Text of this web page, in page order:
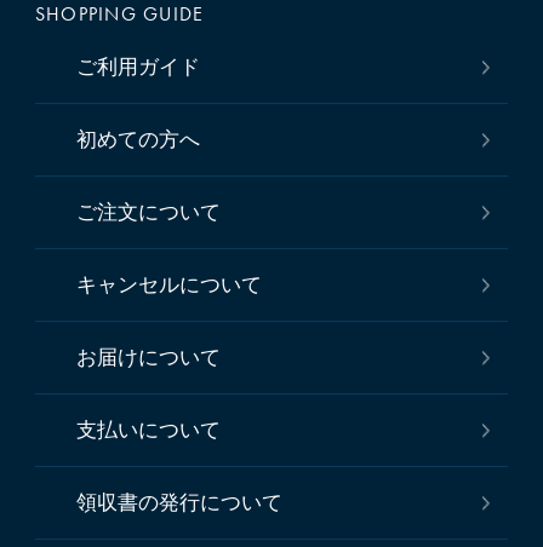
SHOPPING GUIDE
ご利用ガイド
初めての方へ
ご注文について
キャンセルについて
お届けについて
支払いについて
領収書の発行について